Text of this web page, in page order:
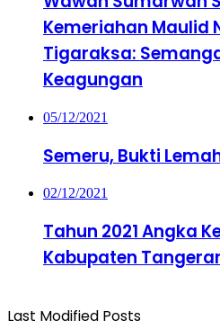
Kemeriahan Maulid
Tigaraksa:
Keagungan
05/12/2021
Semeru, Bukti
02/12/2021
Tahun 2021 Angka
Kabupaten
Last Modified Posts